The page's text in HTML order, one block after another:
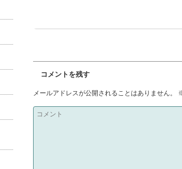
コメントを残す
メールアドレスが公開されることはありません。